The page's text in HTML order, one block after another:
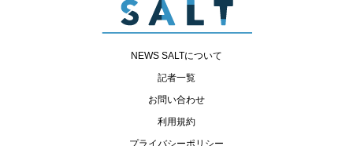
NEWS SALTについて
記者一覧
お問い合わせ
利用規約
プライバシーポリシー